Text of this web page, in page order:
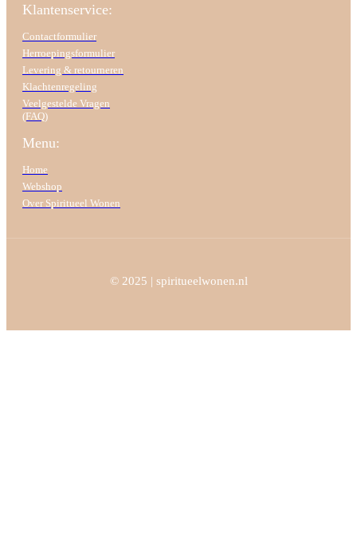
Klantenservice:
Contactformulier
Herroepingsformulier
Levering & retourneren
Klachtenregeling
Veelgestelde Vragen
(FAQ)
Menu:
Home
Webshop
Over Spiritueel Wonen
© 2025 | spiritueelwonen.nl